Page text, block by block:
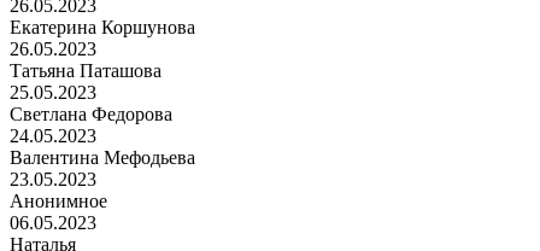
26.05.2023
Екатерина Коршунова
26.05.2023
Татьяна Паташова
25.05.2023
Светлана Федорова
24.05.2023
Валентина Мефодьева
23.05.2023
Анонимное
06.05.2023
Наталья